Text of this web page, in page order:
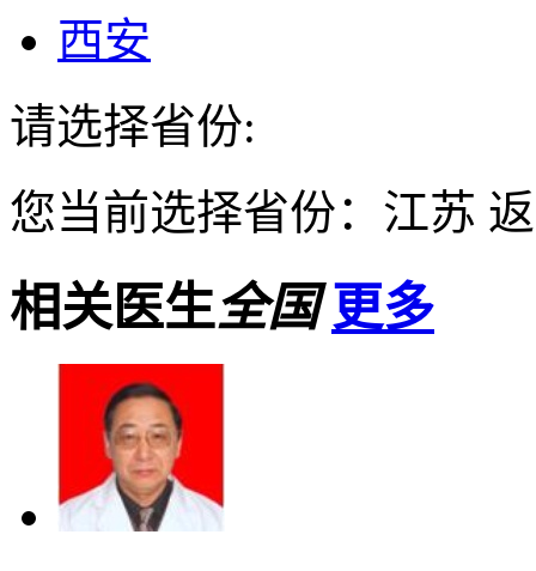
西安
请选择省份:
您当前选择省份： 江苏
相关医生全国 更多